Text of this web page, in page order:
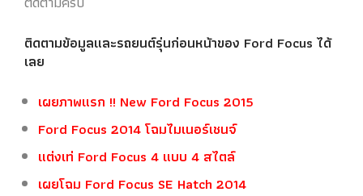
ติดตามข้อมูลและรถยนต์รุ่นก่อนหน้าของ Ford Focus ได้
เลย
เผยภาพแรก !! New Ford Focus 2015
Ford Focus 2014 โฉมไมเนอร์เชนจ์
แต่งเท่ Ford Focus 4 แบบ 4 สไตล์
เผยโฉม Ford Focus SE Hatch 2014